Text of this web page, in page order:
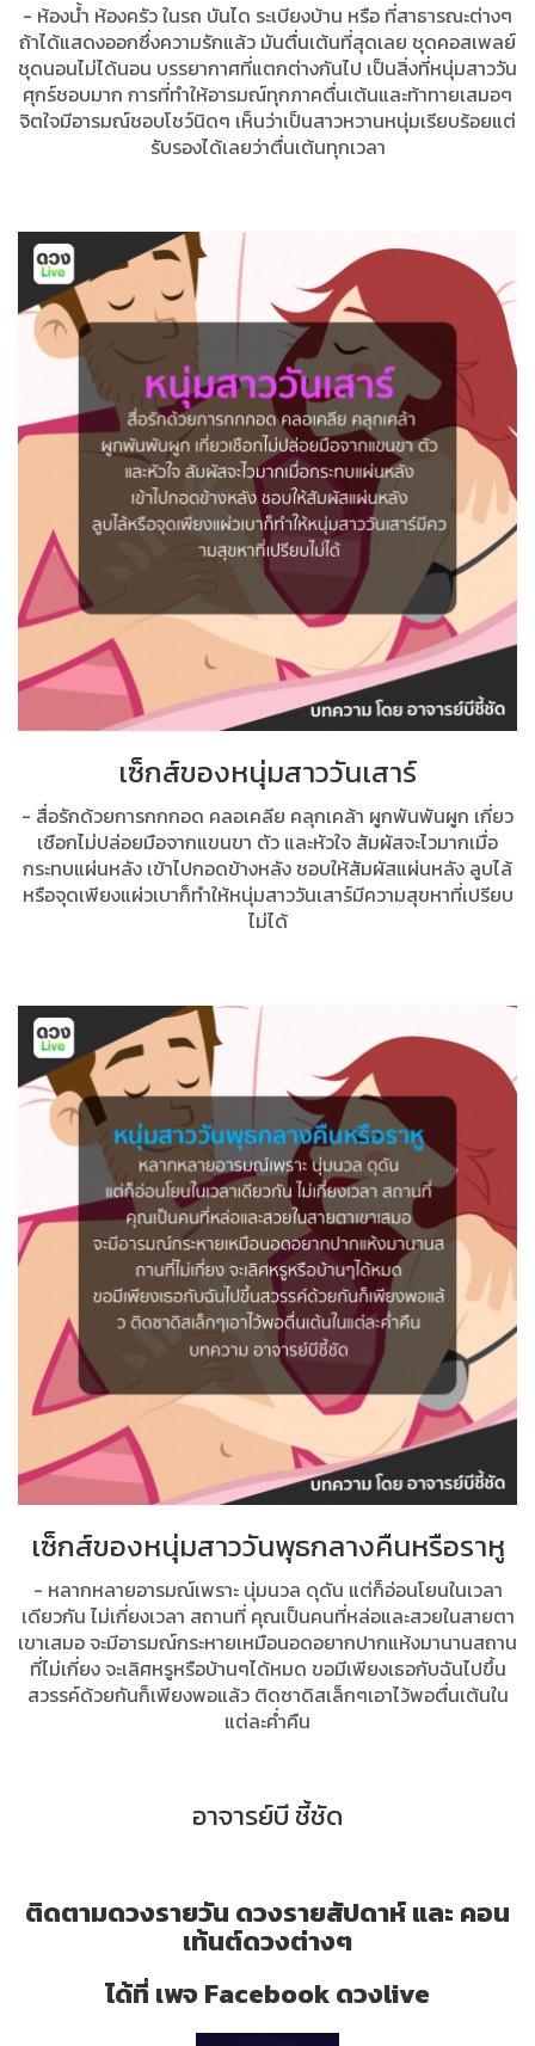
- ห้องน้ำ ห้องครัว ในรถ บันได ระเบียงบ้าน หรือ ที่สาธารณะต่างๆ
ถ้าได้แสดงออกซึ่งความรักแล้ว มันตื่นเต้นที่สุดเลย ชุดคอสเพลย์
ชุดนอนไม่ได้นอน บรรยากาศที่แตกต่างกันไป เป็นสิ่งที่หนุ่มสาววัน
ศุกร์ชอบมาก การที่ทำให้อารมณ์ทุกภาคตื่นเต้นและท้าทายเสมอๆ
จิตใจมีอารมณ์ชอบโชว์นิดๆ เห็นว่าเป็นสาวหวานหนุ่มเรียบร้อยแต่
รับรองได้เลยว่าตื่นเต้นทุกเวลา
เซ็กส์ของหนุ่มสาววันเสาร์
- สื่อรักด้วยการกกกอด คลอเคลีย คลุกเคล้า ผูกพันพันผูก เกี่ยว
เชือกไม่ปล่อยมือจากแขนขา ตัว และหัวใจ สัมผัสจะไวมากเมื่อ
กระทบแผ่นหลัง เข้าไปกอดข้างหลัง ชอบให้สัมผัสแผ่นหลัง ลูบไล้
หรือจุดเพียงแผ่วเบาก็ทำให้หนุ่มสาววันเสาร์มีความสุขหาที่เปรียบ
ไม่ได้
เซ็กส์ของหนุ่มสาววันพุธกลางคืนหรือราหู
- หลากหลายอารมณ์เพราะ นุ่มนวล ดุดัน แต่ก็อ่อนโยนในเวลา
เดียวกัน ไม่เกี่ยงเวลา สถานที่ คุณเป็นคนที่หล่อและสวยในสายตา
เขาเสมอ จะมีอารมณ์กระหายเหมือนอดอยากปากแห้งมานานสถาน
ที่ไม่เกี่ยง จะเลิศหรูหรือบ้านๆได้หมด ขอมีเพียงเธอกับฉันไปขึ้น
สวรรค์ด้วยกันก็เพียงพอแล้ว ติดซาดิสเล็กๆเอาไว้พอตื่นเต้นใน
แต่ละค่ำคืน
อาจารย์บี ชี้ชัด
ติดตามดวงรายวัน ดวงรายสัปดาห์ และ คอน
เท้นต์ดวงต่างๆ
ได้ที่ เพจ Facebook ดวงlive